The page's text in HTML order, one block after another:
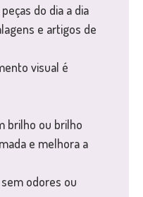
do dia a dia
e artigos de
visual é
brilho ou brilho
e melhora a
odores ou